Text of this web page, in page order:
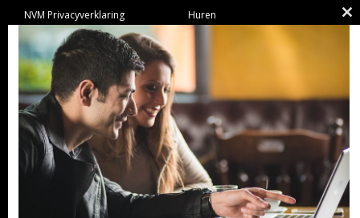
NVM Privacyverklaring
Nieuwbouw
NVM Voorwaarden Consument
NVM Voorwaarden
Professionele Opdrachtgevers
Huren
Hypotheek
Verzekeren
Links
Ibiza Real Estate BDK